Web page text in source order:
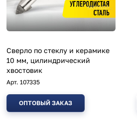
Сверло по стеклу и керамике
10 мм, цилиндрический
хвостовик
Арт. 107335
ОПТОВЫЙ ЗАКАЗ